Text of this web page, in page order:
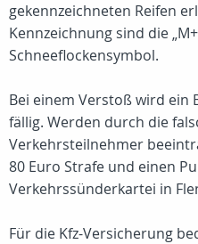
gekennzeichneten Reifen
Kennzeichnung sind die
Schneeflockensymbol.
Bei einem Verstoß wird ein
fällig. Werden durch die
Verkehrsteilnehmer
80 Euro Strafe und einen
Verkehrssünderkartei in
Für die Kfz-Versicherung